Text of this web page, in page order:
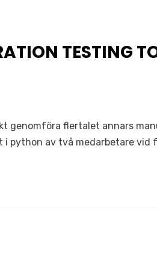
TESTING
genomföra flertalet annars
python av två medarbetare vid